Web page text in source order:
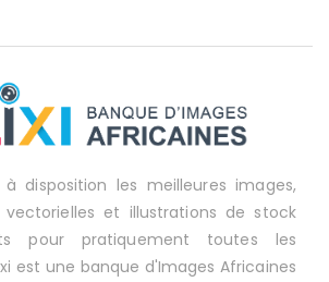
disposition les meilleures images,
et illustrations de stock
pour pratiquement toutes les
est une banque d'Images Africaines